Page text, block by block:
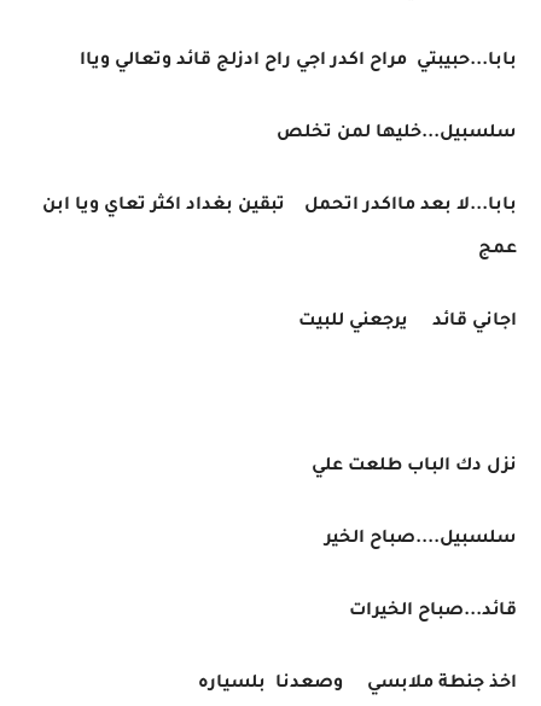
بابا...حبيبتي مراح اكدر اجي راح ادزلج قائد وتعالي وياا
سلسبيل...خليها لمن تخلص
بابا...لا بعد مااكدر اتحمل تبقين بغداد اكثر تعاي ويا ابن
عمج
اجاني قائد يرجعني للبيت
نزل دك الباب طلعت علي
سلسبيل....صباح الخير
قائد...صباح الخيرات
اخذ جنطة ملابسي وصعدنا بلسياره